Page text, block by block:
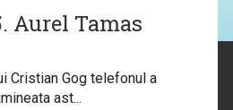
Aurel Tamas
Cristian Gog telefonul a
ast...